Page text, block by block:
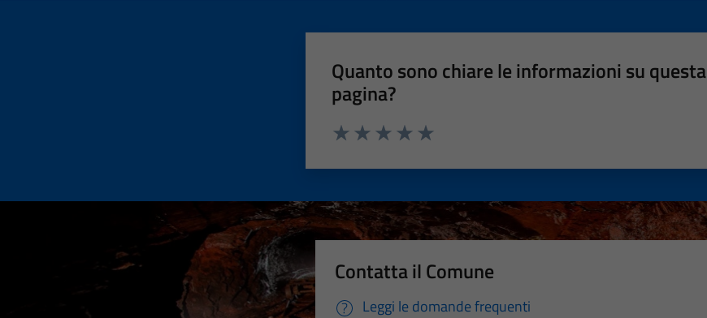
Quanto sono chiare le informazioni su questa
pagina?
Contatta il Comune
Leggi le domande frequenti